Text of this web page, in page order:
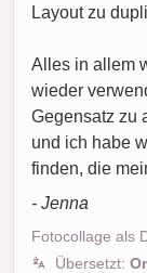
Layout zu
Alles in allem
wieder
Gegensatz zu
und ich habe
finden, die
- Jenna
Fotocollage als
Übersetzt: